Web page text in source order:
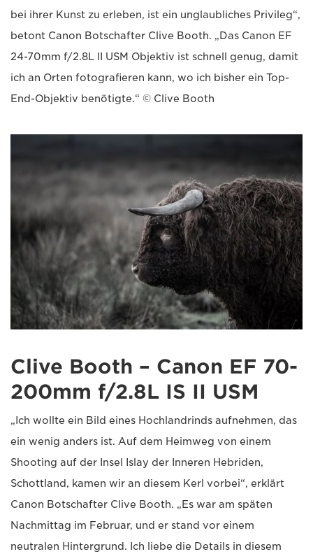
bei ihrer Kunst zu erleben, ist ein unglaubliches Privileg“,
betont Canon Botschafter Clive Booth. „Das Canon EF
24-70mm f/2.8L II USM Objektiv ist schnell genug, damit
ich an Orten fotografieren kann, wo ich bisher ein Top-
End-Objektiv benötigte.“ © Clive Booth
Clive Booth – Canon EF 70-
200mm f/2.8L IS II USM
„Ich wollte ein Bild eines Hochlandrinds aufnehmen, das
ein wenig anders ist. Auf dem Heimweg von einem
Shooting auf der Insel Islay der Inneren Hebriden,
Schottland, kamen wir an diesem Kerl vorbei“, erklärt
Canon Botschafter Clive Booth. „Es war am späten
Nachmittag im Februar, und er stand vor einem
neutralen Hintergrund. Ich liebe die Details in diesem